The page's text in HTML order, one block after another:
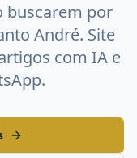
buscarem por
André. Site
com IA e